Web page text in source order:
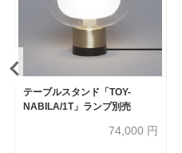
テーブルスタンド「TOY-
NABILA/1T」ランプ別売
74,000 円